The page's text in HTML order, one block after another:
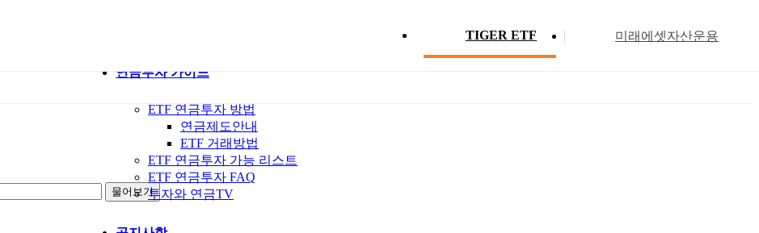
TIGER ETF 미래에셋자산운용
연금투자 가이드
ETF 연금투자 방법
연금제도안내
ETF 거래방법
ETF 연금투자 가능 리스트
ETF 연금투자 FAQ
투자와 연금TV
ETF 분배금 현황